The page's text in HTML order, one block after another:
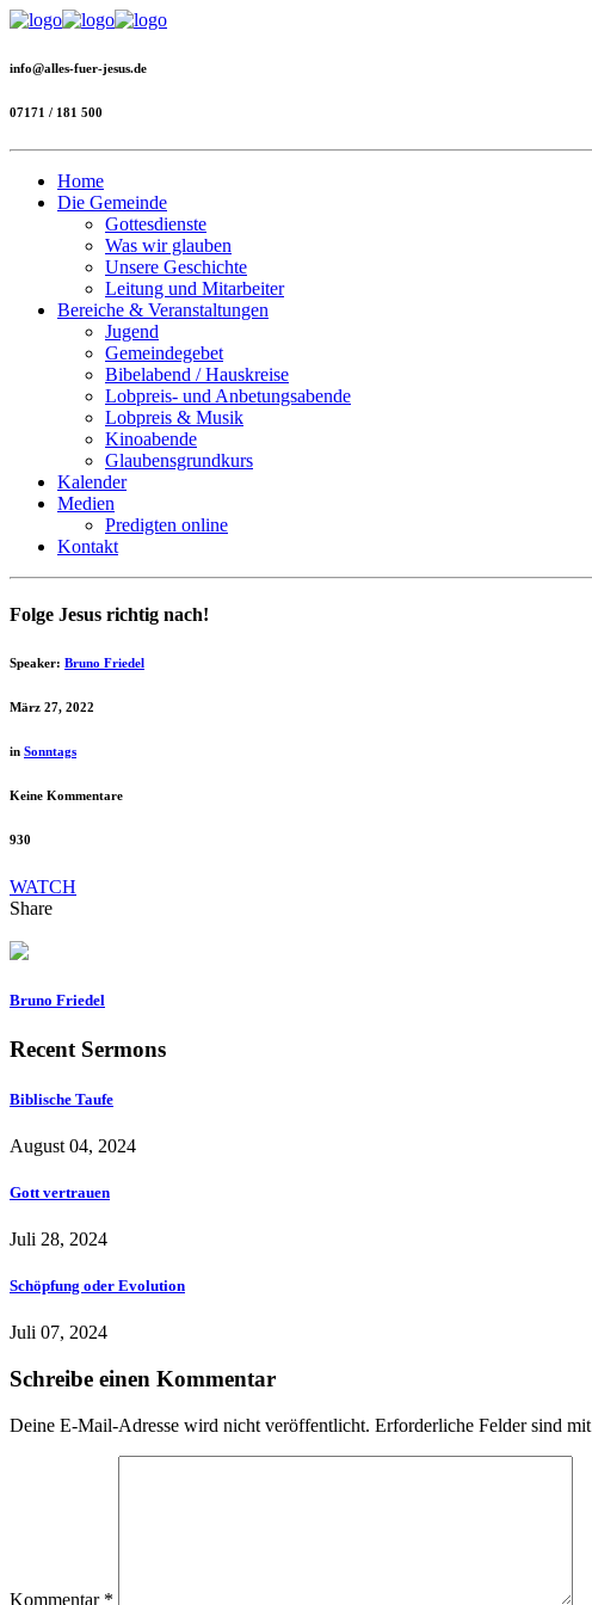
info@alles-fuer-jesus.de
07171 / 181 500
Home
Die Gemeinde
Gottesdienste
Was wir glauben
Unsere Geschichte
Leitung und Mitarbeiter
Bereiche & Veranstaltungen
Jugend
Gemeindegebet
Bibelabend / Hauskreise
Lobpreis- und Anbetungsabende
Lobpreis & Musik
Kinoabende
Glaubensgrundkurs
Kalender
Medien
Predigten online
Kontakt
Folge Jesus richtig nach!
Speaker: Bruno Friedel
März 27, 2022
in Sonntags
Keine Kommentare
930
WATCH
Share
Bruno Friedel
Recent Sermons
Biblische Taufe
August 04, 2024
Gott vertrauen
Juli 28, 2024
Schöpfung oder Evolution
Juli 07, 2024
Schreibe einen Kommentar
Deine E-Mail-Adresse wird nicht veröffentlicht. Erforderliche Felder sind mit
Kommentar *